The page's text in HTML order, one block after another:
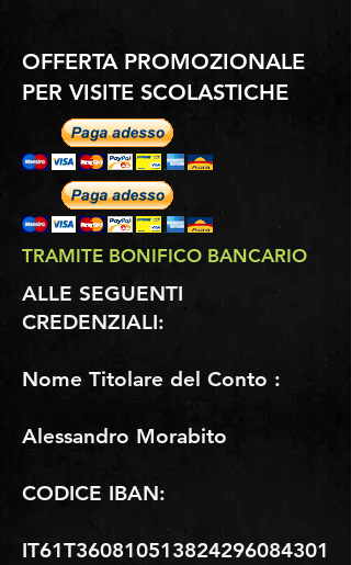
OFFERTA PROMOZIONALE
PER VISITE SCOLASTICHE
TRAMITE BONIFICO BANCARIO
ALLE SEGUENTI
CREDENZIALI:
Nome Titolare del Conto :
Alessandro Morabito
CODICE IBAN:
IT61T360810513824296084301